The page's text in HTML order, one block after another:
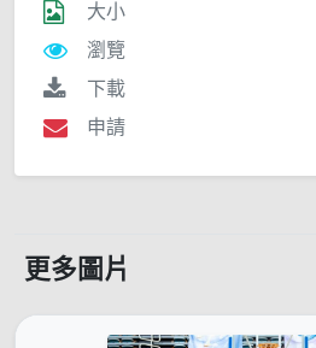
大小
瀏覽
下載
申請
更多圖片